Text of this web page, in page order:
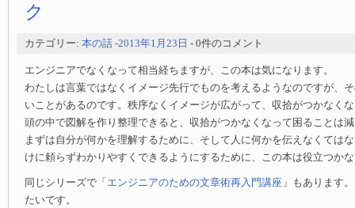
ク
カテゴリー: 本の話 -2013年1月23日 - 0件のコメント
エンジニアでなくなって相当経ちますが、この本は気になります。
わたしは言葉ではなくイメージ先行でものを考えるようなのですが、
いことがあるのです。秩序なくイメージが広がって、収拾がつかなく
頭の中で図解を作り整理できると、収拾がつかなくなって困ることは
まずは自分が何かを理解するために、そして人に何かを伝えなくては
けに頼らずわかりやすくできるようにするために、この本は役立つか
同じシリーズで「 エンジニアのための文章術再入門講座 」もあります
たいです。